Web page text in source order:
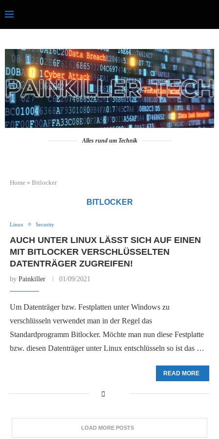
Alles rund um Technik
Home » Bitlocker
BITLOCKER
Linux Security
AUCH UNTER LINUX LÄSST SICH AUF EINEN
MIT BITLOCKER VERSCHLÜSSELTEN
DATENTRÄGER ZUGREIFEN!
by Painkiller 01/09/2021
Um Datenträger bzw. Festplatten unter Windows zu
verschlüsseln verwendet man in der Regel das
Standardprogramm Bitlocker. Möchte man nun diese Festplatte
bzw. diesen Datenträger unter Linux entschlüsseln so ist das …
READ MORE
LOAD MORE POSTS